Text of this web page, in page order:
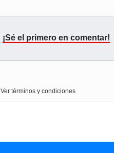
¡Sé el primero en comentar!
Ver términos y condiciones